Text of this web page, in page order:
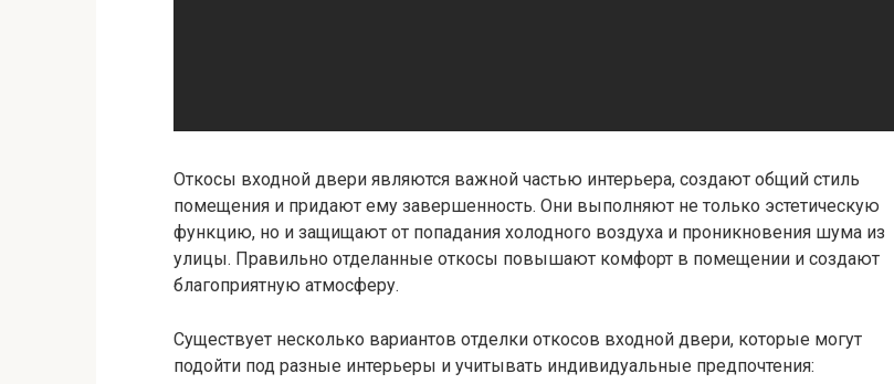
Откосы входной двери являются важной частью интерьера, создают общий стиль
помещения и придают ему завершенность. Они выполняют не только эстетическую
функцию, но и защищают от попадания холодного воздуха и проникновения шума из
улицы. Правильно отделанные откосы повышают комфорт в помещении и создают
благоприятную атмосферу.
Существует несколько вариантов отделки откосов входной двери, которые могут
подойти под разные интерьеры и учитывать индивидуальные предпочтения: